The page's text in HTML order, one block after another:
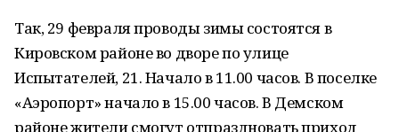
Так, 29 февраля проводы зимы состоятся в
Кировском районе во дворе по улице
Испытателей, 21. Начало в 11.00 часов. В поселке
«Аэропорт» начало в 15.00 часов. В Демском
районе жители смогут отпраздновать приход